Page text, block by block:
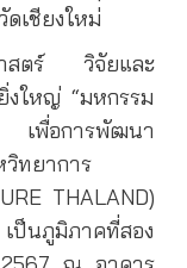
เชียงใหม่
สตร์ วิจัยและ
งใหญ่ “มหกรรม
เพื่อการพัฒนา
ทยาการ
THALAND)
ป็นภูมิภาคที่สอง